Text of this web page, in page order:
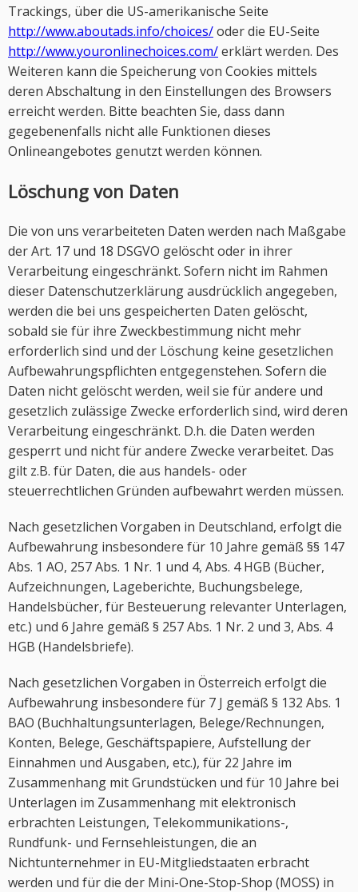
Trackings, über die US-amerikanische Seite
http://www.aboutads.info/choices/oder die EU-Seite
http://www.youronlinechoices.com/erklärt werden. Des
Weiteren kann die Speicherung von Cookies mittels
deren Abschaltung in den Einstellungen des Browsers
erreicht werden. Bitte beachten Sie, dass dann
gegebenenfalls nicht alle Funktionen dieses
Onlineangebotes genutzt werden können.
Löschung von Daten
Die von uns verarbeiteten Daten werden nach Maßgabe
der Art. 17 und 18 DSGVO gelöscht oder in ihrer
Verarbeitung eingeschränkt. Sofern nicht im Rahmen
dieser Datenschutzerklärung ausdrücklich angegeben,
werden die bei uns gespeicherten Daten gelöscht,
sobald sie für ihre Zweckbestimmung nicht mehr
erforderlich sind und der Löschung keine gesetzlichen
Aufbewahrungspflichten entgegenstehen. Sofern die
Daten nicht gelöscht werden, weil sie für andere und
gesetzlich zulässige Zwecke erforderlich sind, wird deren
Verarbeitung eingeschränkt. D.h. die Daten werden
gesperrt und nicht für andere Zwecke verarbeitet. Das
gilt z.B. für Daten, die aus handels- oder
steuerrechtlichen Gründen aufbewahrt werden müssen.
Nach gesetzlichen Vorgaben in Deutschland, erfolgt die
Aufbewahrung insbesondere für 10 Jahre gemäß §§ 147
Abs. 1 AO, 257 Abs. 1 Nr. 1 und 4, Abs. 4 HGB (Bücher,
Aufzeichnungen, Lageberichte, Buchungsbelege,
Handelsbücher, für Besteuerung relevanter Unterlagen,
etc.) und 6 Jahre gemäß § 257 Abs. 1 Nr. 2 und 3, Abs. 4
HGB (Handelsbriefe).
Nach gesetzlichen Vorgaben in Österreich erfolgt die
Aufbewahrung insbesondere für 7 J gemäß § 132 Abs. 1
BAO (Buchhaltungsunterlagen, Belege/Rechnungen,
Konten, Belege, Geschäftspapiere, Aufstellung der
Einnahmen und Ausgaben, etc.), für 22 Jahre im
Zusammenhang mit Grundstücken und für 10 Jahre bei
Unterlagen im Zusammenhang mit elektronisch
erbrachten Leistungen, Telekommunikations-,
Rundfunk- und Fernsehleistungen, die an
Nichtunternehmer in EU-Mitgliedstaaten erbracht
werden und für die der Mini-One-Stop-Shop (MOSS) in